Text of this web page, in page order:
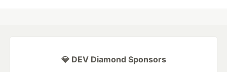
💎 DEV Diamond Sponsors